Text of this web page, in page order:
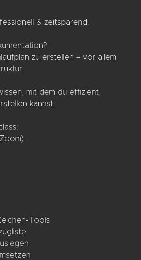
& zeitsparend!
zu erstellen – vor allem
mit dem du effizient,
kannst!
Tools